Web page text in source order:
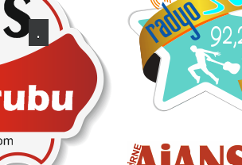
.